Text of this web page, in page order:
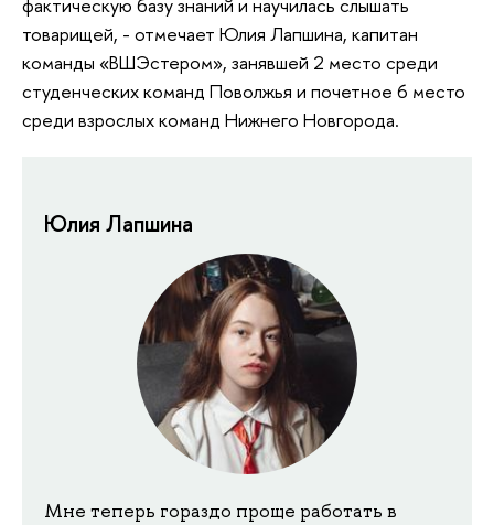
товарищей, - отмечает Юлия Лапшина, капитан
команды «ВШЭстером», занявшей 2 место среди
студенческих команд Поволжья и почетное 6 место
среди взрослых команд Нижнего Новгорода.
Юлия Лапшина
Мне теперь гораздо проще работать в